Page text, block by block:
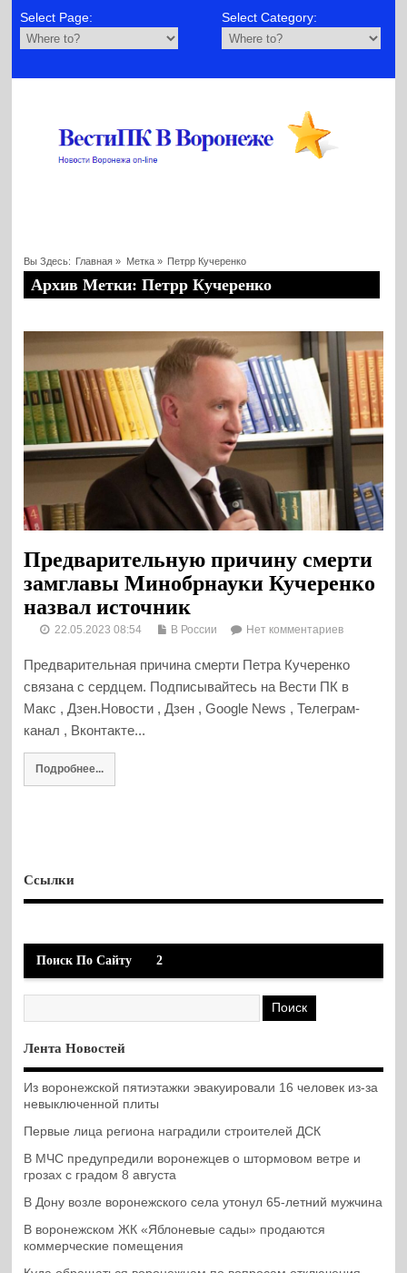
Select Page: Select Category:
Вы Здесь: Главная » Метка » Петрр Кучеренко
Архив Метки: Петрр Кучеренко
Предварительную причину смерти
замглавы Минобрнауки Кучеренко
назвал источник
22.05.2023 08:54 В России Нет комментариев
Предварительная причина смерти Петра Кучеренко
связана с сердцем. Подписывайтесь на Вести ПК в
Макс , Дзен.Новости , Дзен , Google News , Телеграм-
канал , Вконтакте...
Подробнее...
Ссылки
Поиск По Сайту 2
Лента Новостей
Из воронежской пятиэтажки эвакуировали 16 человек из-за
невыключенной плиты
Первые лица региона наградили строителей ДСК
В МЧС предупредили воронежцев о штормовом ветре и
грозах с градом 8 августа
В Дону возле воронежского села утонул 65-летний мужчина
В воронежском ЖК «Яблоневые сады» продаются
коммерческие помещения